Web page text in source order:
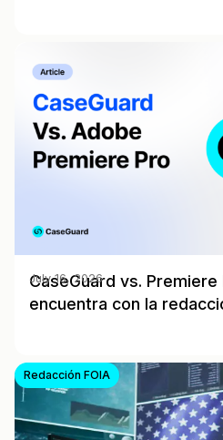
CaseGuard vs.
encuentra con la
July 16, 2026
Redacción FOIA